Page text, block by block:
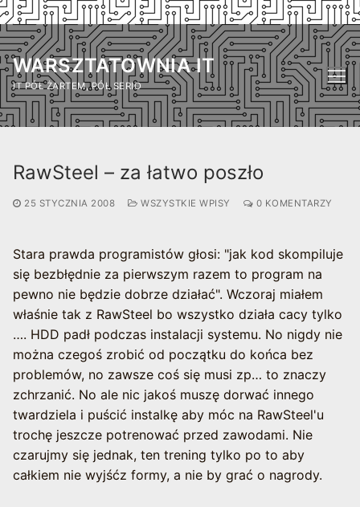
Przejdź
do
treści
WARSZTATOWNIA IT
IT PÓŁ ŻARTEM, PÓŁ SERIO
RawSteel – za łatwo poszło
25 STYCZNIA 2008 WSZYSTKIE WPISY 0 KOMENTARZY
Stara prawda programistów głosi: "jak kod skompiluje
się bezbłędnie za pierwszym razem to program na
pewno nie będzie dobrze działać". Wczoraj miałem
właśnie tak z RawSteel bo wszystko działa cacy tylko
…. HDD padł podczas instalacji systemu. No nigdy nie
można czegoś zrobić od początku do końca bez
problemów, no zawsze coś się musi zp… to znaczy
zchrzanić. No ale nic jakoś muszę dorwać innego
twardziela i puścić instalkę aby móc na RawSteel'u
trochę jeszcze potrenować przed zawodami. Nie
czarujmy się jednak, ten trening tylko po to aby
całkiem nie wyjśćz formy, a nie by grać o nagrody.